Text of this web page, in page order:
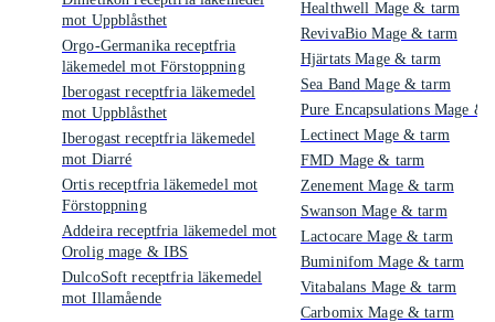
mot Uppblåsthet
Orgo-Germanika receptfria
läkemedel mot Förstoppning
Iberogast receptfria läkemedel
mot Uppblåsthet
Iberogast receptfria läkemedel
mot Diarré
Ortis receptfria läkemedel mot
Förstoppning
Addeira receptfria läkemedel mot
Orolig mage & IBS
DulcoSoft receptfria läkemedel
mot Illamående
Healthwell Mage & tarm
RevivaBio Mage & tarm
Hjärtats Mage & tarm
Sea Band Mage & tarm
Pure Encapsulations Mage &
Lectinect Mage & tarm
FMD Mage & tarm
Zenement Mage & tarm
Swanson Mage & tarm
Lactocare Mage & tarm
Buminifom Mage & tarm
Vitabalans Mage & tarm
Carbomix Mage & tarm